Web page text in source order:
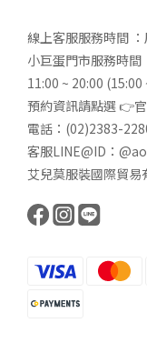
線上客服服務時間
小巨蛋門市服務時間
11:00 ~ 20:00 (15:00
預約資訊請點選 👉
電話：(02)2383-
客服LINE@ID：
艾兒莫服裝國際貿易